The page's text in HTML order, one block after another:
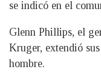
se indicó en el
Glenn Phillips, el
Kruger, extendió
hombre.